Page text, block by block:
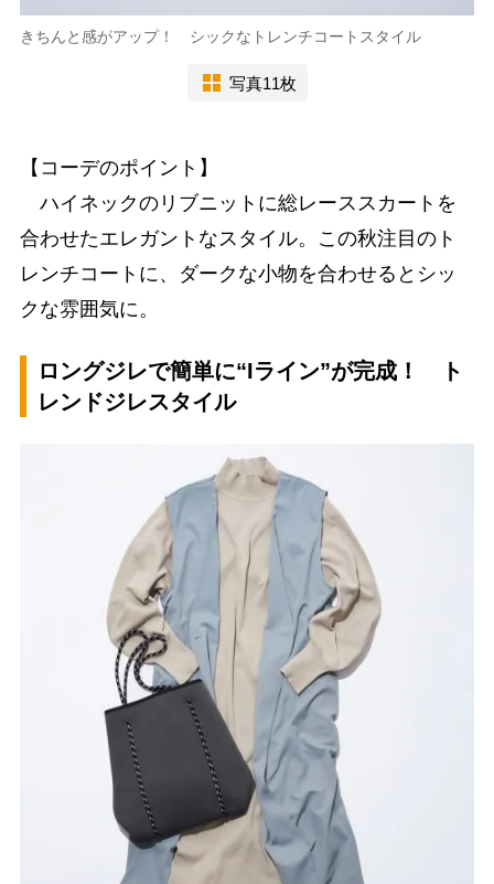
きちんと感がアップ！ シックなトレンチコートスタイル
写真11枚
【コーデのポイント】
ハイネックのリブニットに総レーススカートを
合わせたエレガントなスタイル。この秋注目のト
レンチコートに、ダークな小物を合わせるとシッ
クな雰囲気に。
ロングジレで簡単に“Iライン”が完成！ ト
レンドジレスタイル